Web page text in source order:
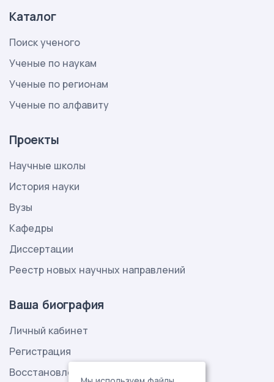
Каталог
Поиск ученого
Ученые по наукам
Ученые по регионам
Ученые по алфавиту
Проекты
Научные школы
История науки
Вузы
Кафедры
Диссертации
Реестр новых научных направлений
Ваша биография
Личный кабинет
Регистрация
Восстановление пароля